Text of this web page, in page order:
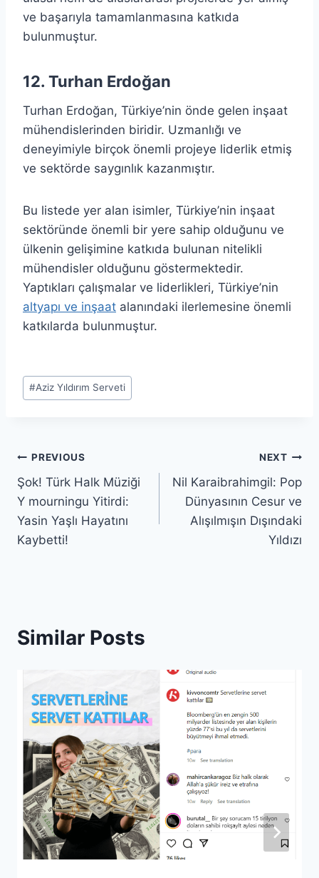
ve başarıyla tamamlanmasına katkıda
bulunmuştur.
12. Turhan Erdoğan
Turhan Erdoğan, Türkiye’nin önde gelen inşaat
mühendislerinden biridir. Uzmanlığı ve
deneyimiyle birçok önemli projeye liderlik etmiş
ve sektörde saygınlık kazanmıştır.
Bu listede yer alan isimler, Türkiye’nin inşaat
sektöründe önemli bir yere sahip olduğunu ve
ülkenin gelişimine katkıda bulunan nitelikli
mühendisler olduğunu göstermektedir.
Yaptıkları çalışmalar ve liderlikleri, Türkiye’nin
altyapı ve inşaat alanındaki ilerlemesine önemli
katkılarda bulunmuştur.
Post
Tags:
#Aziz Yıldırım Serveti
Post
navigation
PREVIOUS
Şok! Türk Halk Müziği
Y mourningu Yitirdi:
Yasin Yaşlı Hayatını
Kaybetti!
NEXT
Nil Karaibrahimgil: Pop
Dünyasının Cesur ve
Alışılmışın Dışındaki
Yıldızı
Similar Posts